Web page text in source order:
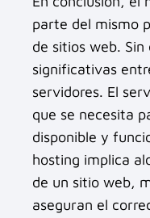
parte del mismo
de sitios web.
significativas
servidores. El
que se necesita
disponible y
hosting implica
de un sitio web,
aseguran el